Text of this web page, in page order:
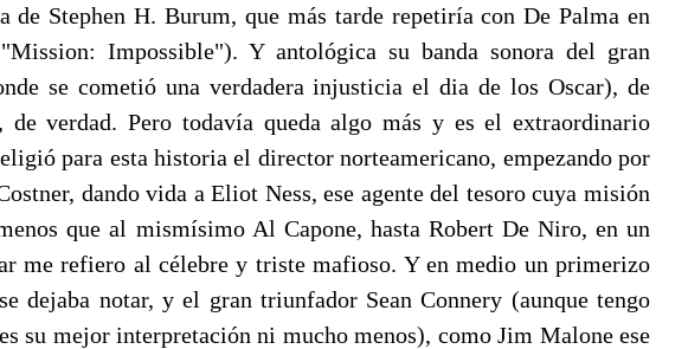
de Stephen H. Burum, que más tarde repetiría con De Palma en
Impossible"). Y antológica su banda sonora del gran
se cometió una verdadera injusticia el dia de los Oscar), de
de verdad. Pero todavía queda algo más y es el extraordinario
para esta historia el director norteamericano, empezando por
dando vida a Eliot Ness, ese agente del tesoro cuya misión
que al mismísimo Al Capone, hasta Robert De Niro, en un
me refiero al célebre y triste mafioso. Y en medio un primerizo
dejaba notar, y el gran triunfador Sean Connery (aunque tengo
su mejor interpretación ni mucho menos), como Jim Malone ese